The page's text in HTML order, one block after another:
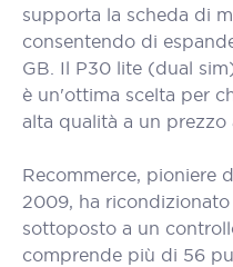
supporta la scheda di
consentendo di
GB. Il P30 lite (dual
è un'ottima scelta per
alta qualità a un prezzo
Recommerce, pioniere
2009, ha
sottoposto a un
comprende più di 56